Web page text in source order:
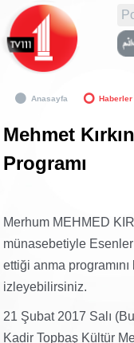
Anasayfa Haberler
Mehmet
Programı
Merhum MEHMED
münasebetiyle
ettiği anma
izleyebilirsiniz.
21 Şubat 2017 Salı
Kadir Topbaş Kültür